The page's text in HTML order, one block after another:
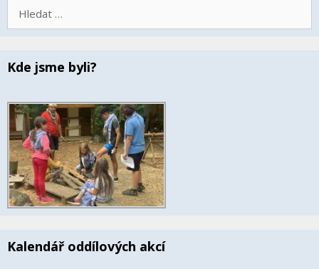
Kde jsme byli?
Kalendář oddílových akcí